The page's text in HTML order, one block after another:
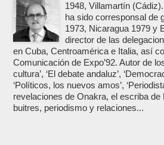
1948, Villamartín
ha sido corresponsal de
1973, Nicaragua 1979 y
director de las
en Cuba, Centroamérica e Italia, así
Comunicación de Expo’92. Autor de
cultura’, ‘El debate andaluz’,
‘Políticos, los nuevos amos’,
revelaciones de Onakra, el escriba
buitres, periodismo y relaciones...